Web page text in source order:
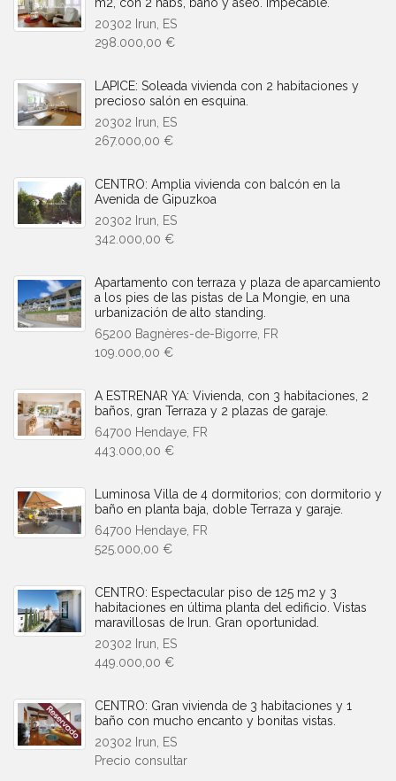
20302 Irun, ES
298.000,00 €
LAPICE: Soleada vivienda con 2 habitaciones y
precioso salón en esquina.
20302 Irun, ES
267.000,00 €
CENTRO: Amplia vivienda con balcón en la
Avenida de Gipuzkoa
20302 Irun, ES
342.000,00 €
Apartamento con terraza y plaza de aparcamiento
a los pies de las pistas de La Mongie, en una
urbanización de alto standing.
65200 Bagnères-de-Bigorre, FR
109.000,00 €
A ESTRENAR YA: Vivienda, con 3 habitaciones, 2
baños, gran Terraza y 2 plazas de garaje.
64700 Hendaye, FR
443.000,00 €
Luminosa Villa de 4 dormitorios; con dormitorio y
baño en planta baja, doble Terraza y garaje.
64700 Hendaye, FR
525.000,00 €
CENTRO: Espectacular piso de 125 m2 y 3
habitaciones en última planta del edificio. Vistas
maravillosas de Irun. Gran oportunidad.
20302 Irun, ES
449.000,00 €
CENTRO: Gran vivienda de 3 habitaciones y 1
baño con mucho encanto y bonitas vistas.
20302 Irun, ES
Precio consultar